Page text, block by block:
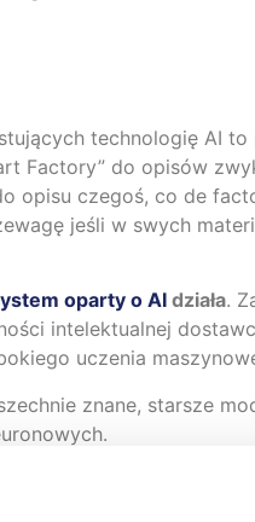
technologię AI
Factory” do opisów
opisu czegoś, co de
jeśli w swych
oparty o AIdziała.
intelektualnej
uczenia
znane, starsze